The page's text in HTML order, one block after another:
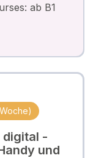
ab B1
digital -
und